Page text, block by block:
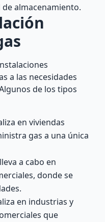
almacenamiento.
a las necesidades
de los tipos
en viviendas
gas a una única
a cabo en
donde se
en industrias y
que